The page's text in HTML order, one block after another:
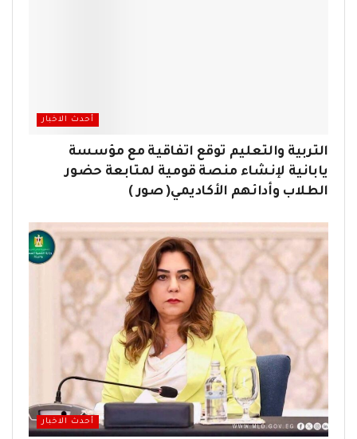
أحدث الاخبار
التربية والتعليم توقع اتفاقية مع مؤسسة
يابانية لإنشاء منصة قومية لمتابعة حضور
الطلاب وأدائهم الأكاديمي( صور )
أحدث الاخبار